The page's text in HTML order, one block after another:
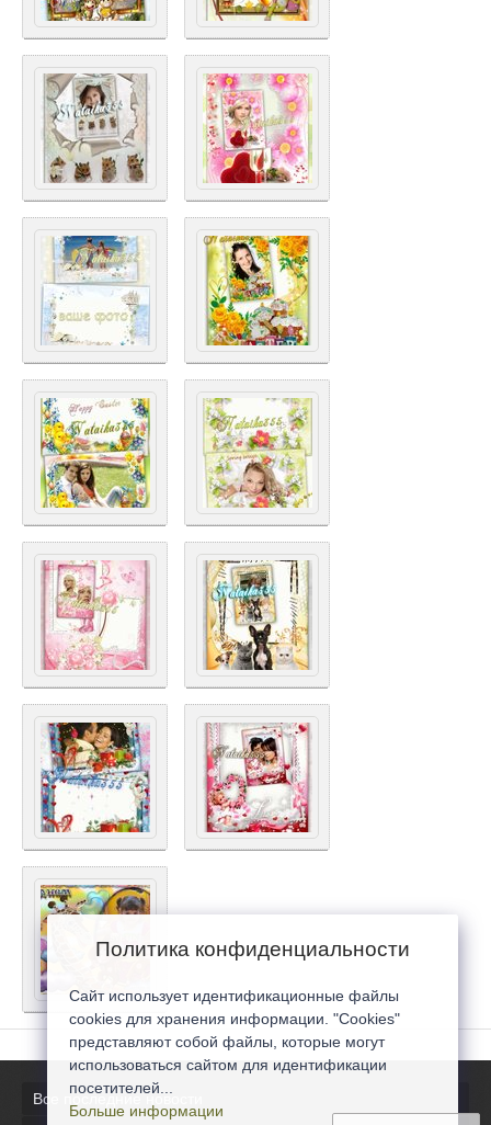
Все последние новости
Политика конфиденциальности
Сайт использует идентификационные файлы
cookies для хранения информации. "Cookies"
представляют собой файлы, которые могут
использоваться сайтом для идентификации
посетителей...
Больше информации